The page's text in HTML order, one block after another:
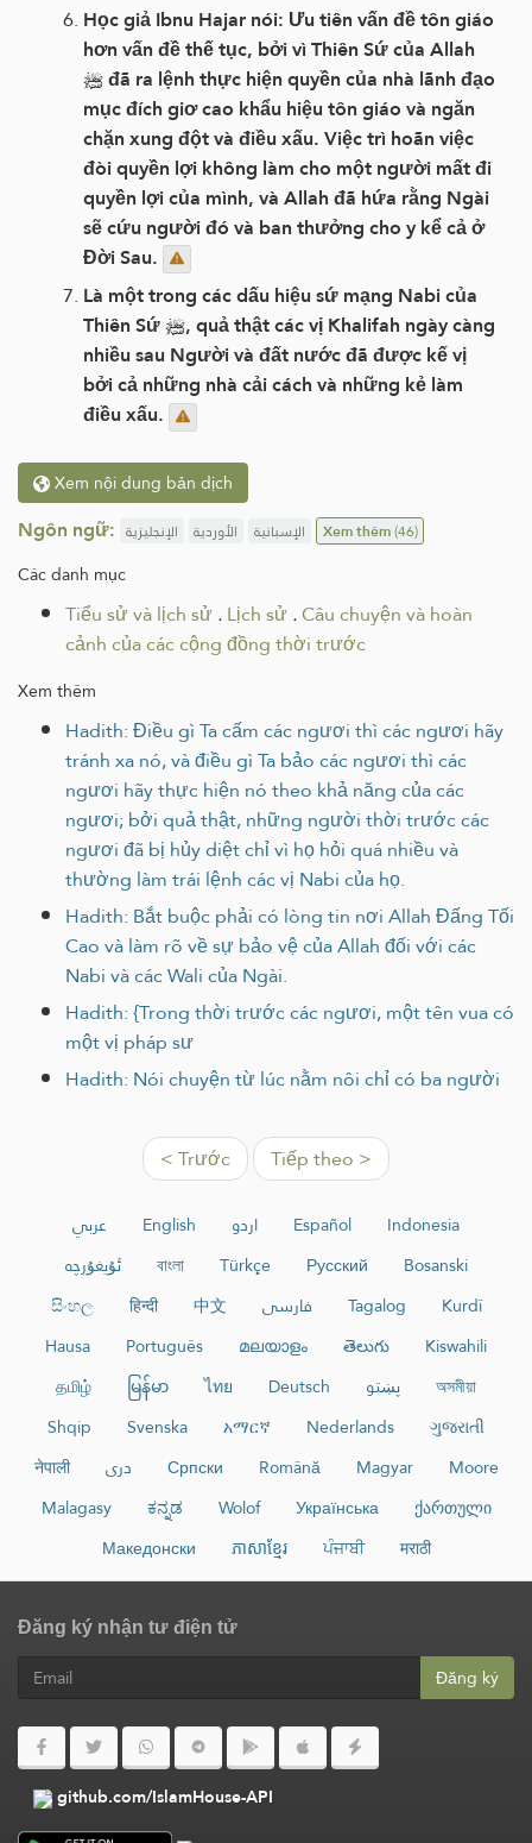
Học giả Ibnu Hajar nói: Ưu tiên vấn đề tôn giáo
hơn vấn đề thế tục, bởi vì Thiên Sứ của Allah
ﷺ đã ra lệnh thực hiện quyền của nhà lãnh đạo
mục đích giơ cao khẩu hiệu tôn giáo và ngăn
chặn xung đột và điều xấu. Việc trì hoãn việc
đòi quyền lợi không làm cho một người mất đi
quyền lợi của mình, và Allah đã hứa rằng Ngài
sẽ cứu người đó và ban thưởng cho y kể cả ở
Đời Sau.
Là một trong các dấu hiệu sứ mạng Nabi của
Thiên Sứ ﷺ, quả thật các vị Khalifah ngày càng
nhiều sau Người và đất nước đã được kế vị
bởi cả những nhà cải cách và những kẻ làm
điều xấu.
Xem nội dung bản dịch
Ngôn ngữ: الإنجليزية الأوردية الإسبانية Xem thêm(46)
Các danh mục
Tiểu sử và lịch sử.Lịch sử.Câu chuyện và hoàn
cảnh của các cộng đồng thời trước
Xem thêm
Hadith: Điều gì Ta cấm các ngươi thì các ngươi hãy
tránh xa nó, và điều gì Ta bảo các ngươi thì các
ngươi hãy thực hiện nó theo khả năng của các
ngươi; bởi quả thật, những người thời trước các
ngươi đã bị hủy diệt chỉ vì họ hỏi quá nhiều và
thường làm trái lệnh các vị Nabi của họ.
Hadith: Bắt buộc phải có lòng tin nơi Allah Đấng Tối
Cao và làm rõ về sự bảo vệ của Allah đối với các
Nabi và các Wali của Ngài.
Hadith: {Trong thời trước các ngươi, một tên vua có
một vị pháp sư
Hadith: Nói chuyện từ lúc nằm nôi chỉ có ba người
< Trước Tiếp theo >
عربي English اردو Español
Indonesia
ئۇيغۇرچە
বাংলা Türkçe Русский
Bosanski
සිංහල
हिन्दी 中文 فارسی Tagalog
Kurdî
Hausa
Português മലയാളം తెలుగు
Kiswahili
தமிழ்
မြန်မာ ไทย Deutsch پښتو
অসমীয়া
Shqip
Svenska አማርኛ Nederlands
ગુજરાતી
नेपाली
دری Српски Română Magyar
Moore
Malagasy
ಕನ್ನಡ Wolof Українська
ქართული
Македонски
ភាសាខ្មែរ ਪੰਜਾਬੀ मराठी
Đăng ký nhận tư điện tử
Đăng ký
github.com/IslamHouse-API